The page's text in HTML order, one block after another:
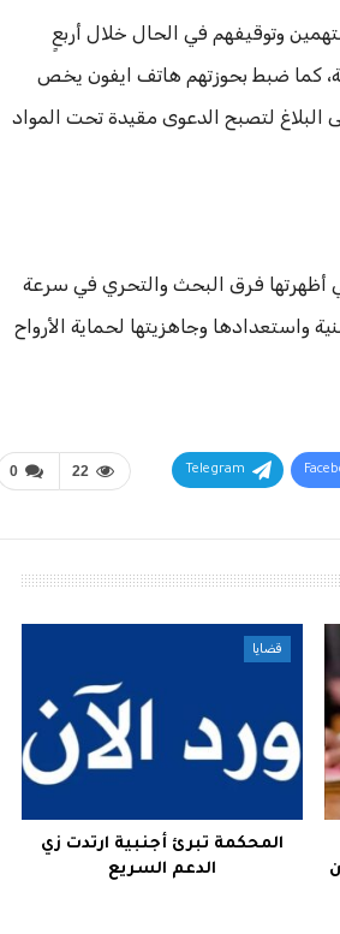
وتوقيفهم في الحال خلال أربعٍ
كما ضبط بحوزتهم هاتف ايفون يخص
وضع كمعروضات بالقيد (983) وتمت إضافة المواد (21 /174) إلى البلاغ لتصبح الدعوى مقيدة تحت المواد
أظهرتها فرق البحث والتحري في سرعة
واستعدادها وجاهزيتها لحماية الأرواح
0 22 Telegram
قضايا
المحكمة تبرئ أجنبية ارتدت زي
الدعم السريع